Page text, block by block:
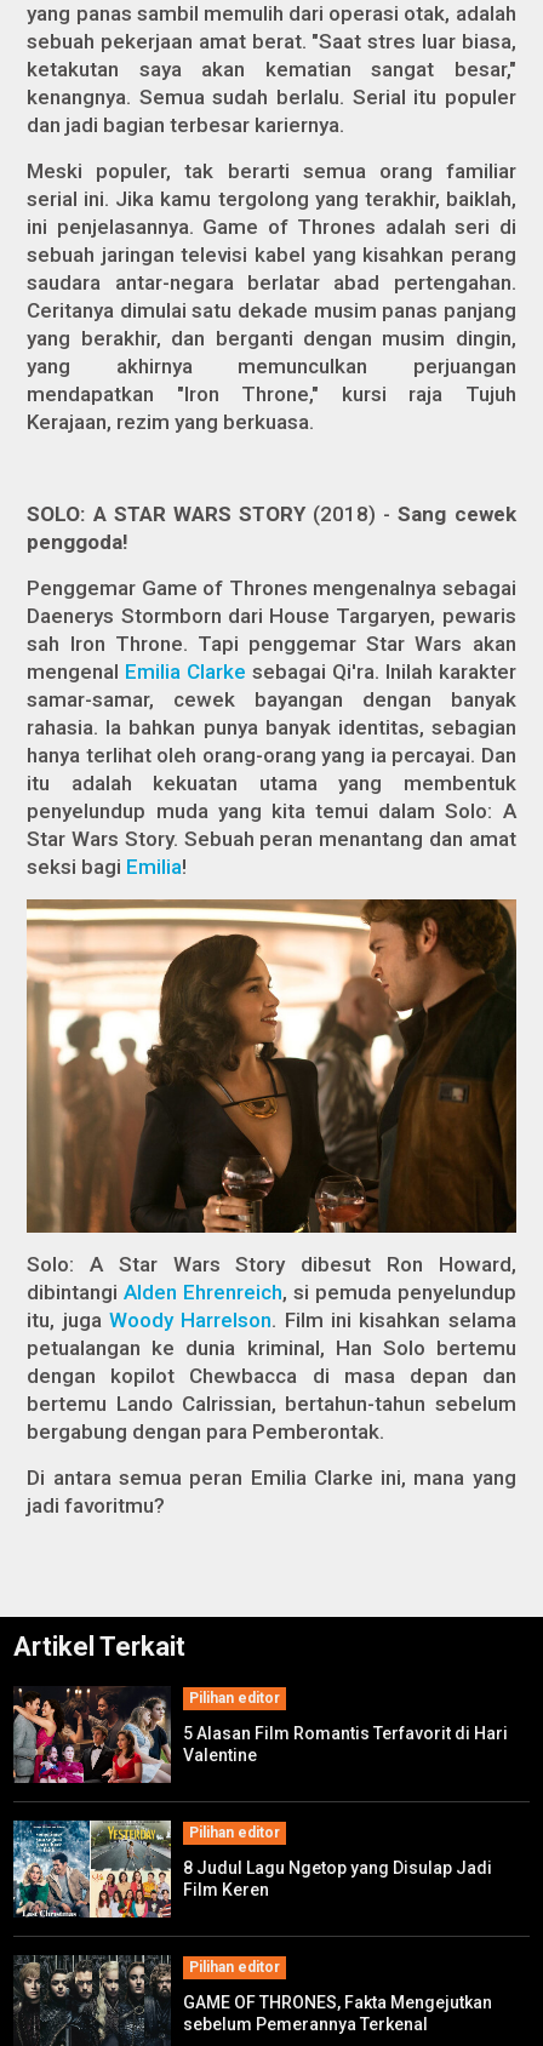
yang panas sambil memulih dari operasi otak, adalah
sebuah pekerjaan amat berat. "Saat stres luar biasa,
ketakutan saya akan kematian sangat besar,"
kenangnya. Semua sudah berlalu. Serial itu populer
dan jadi bagian terbesar kariernya.
Meski populer, tak berarti semua orang familiar
serial ini. Jika kamu tergolong yang terakhir, baiklah,
ini penjelasannya. Game of Thrones adalah seri di
sebuah jaringan televisi kabel yang kisahkan perang
saudara antar-negara berlatar abad pertengahan.
Ceritanya dimulai satu dekade musim panas panjang
yang berakhir, dan berganti dengan musim dingin,
yang akhirnya memunculkan perjuangan
mendapatkan "Iron Throne," kursi raja Tujuh
Kerajaan, rezim yang berkuasa.
SOLO: A STAR WARS STORY (2018) -Sang cewek
penggoda!
Penggemar Game of Thrones mengenalnya sebagai
Daenerys Stormborn dari House Targaryen, pewaris
sah Iron Throne. Tapi penggemar Star Wars akan
mengenal Emilia Clarke sebagai Qi'ra. Inilah karakter
samar-samar, cewek bayangan dengan banyak
rahasia. Ia bahkan punya banyak identitas, sebagian
hanya terlihat oleh orang-orang yang ia percayai. Dan
itu adalah kekuatan utama yang membentuk
penyelundup muda yang kita temui dalamSolo: A
Star Wars Story. Sebuah peran menantang dan amat
seksi bagi Emilia!
Solo: A Star Wars Storydibesut Ron Howard,
dibintangiAlden Ehrenreich, si pemuda penyelundup
itu, jugaWoody Harrelson. Film ini kisahkan selama
petualangan ke dunia kriminal, Han Solo bertemu
dengan kopilot Chewbacca di masa depan dan
bertemu Lando Calrissian, bertahun-tahun sebelum
bergabung dengan para Pemberontak.
Di antara semua peran Emilia Clarke ini, mana yang
jadi favoritmu?
Artikel Terkait
Pilihan editor
5 Alasan Film Romantis Terfavorit di Hari
Valentine
Pilihan editor
8 Judul Lagu Ngetop yang Disulap Jadi
Film Keren
Pilihan editor
GAME OF THRONES, Fakta Mengejutkan
sebelum Pemerannya Terkenal